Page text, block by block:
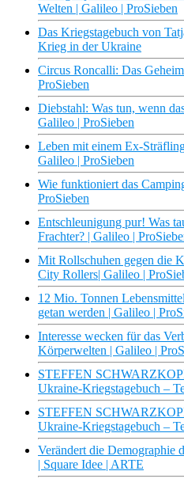
Welten | Galileo | ProSieben
Das Kriegstagebuch von
Krieg in der Ukraine
Circus Roncalli: Das
ProSieben
Diebstahl: Was tun, wenn
Galileo | ProSieben
Leben mit einem Ex-
Galileo | ProSieben
Wie funktioniert das
ProSieben
Entschleunigung pur! Was
Frachter? | Galileo |
Mit Rollschuhen gegen die
City Rollers| Galileo |
12 Mio. Tonnen
getan werden | Galileo |
Interesse wecken für das
Körperwelten | Galileo |
STEFFEN
Ukraine-Kriegstagebuch –
STEFFEN
Ukraine-Kriegstagebuch –
Verändert die Demographie
| Square Idee | ARTE